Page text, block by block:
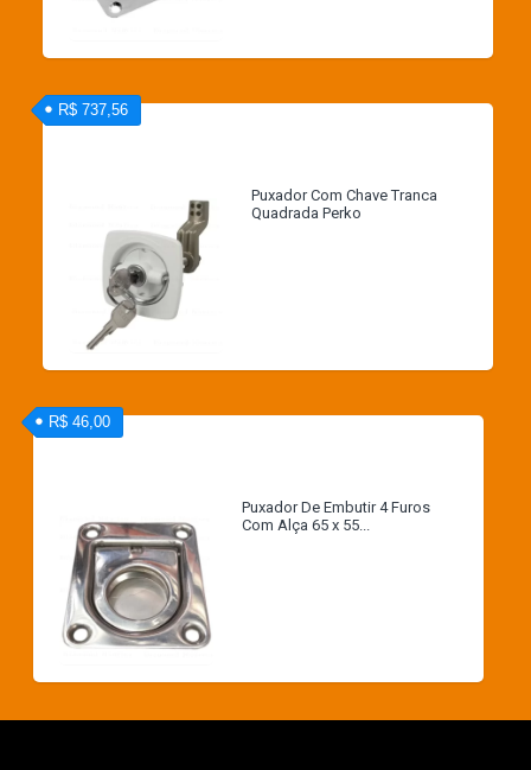
Puxador Com Chave Tranca
Quadrada Perko
R$ 737,56
Puxador De Embutir 4 Furos
Com Alça 65 x 55...
R$ 46,00